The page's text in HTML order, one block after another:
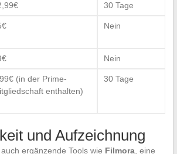
30 Tage
Nein
Nein
(in der Prime-
enthalten)
30 Tage
und Aufzeichnung
ergänzende Tools wie Filmora, eine